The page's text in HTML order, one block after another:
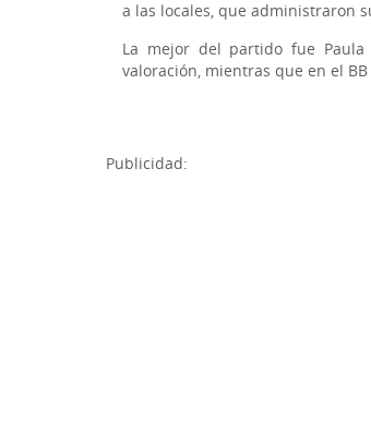
a las locales, que administraron
La mejor del partido fue Paula
valoración, mientras que en el
Publicidad: